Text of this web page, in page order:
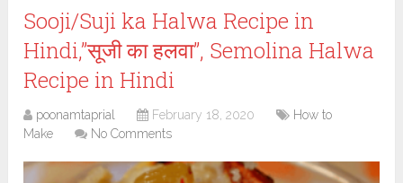
Sooji/Suji ka Halwa Recipe in
Hindi,”सूजी का हलवा”, Semolina Halwa
Recipe in Hindi
poonamtaprial February 18, 2020
How to
Make
No Comments